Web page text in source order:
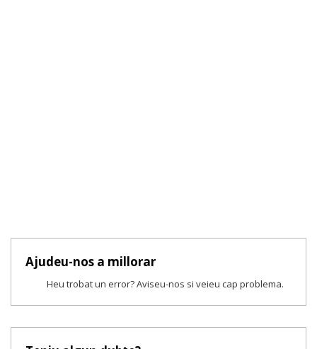
Ajudeu-nos a millorar
Heu trobat un error? Aviseu-nos si veieu cap problema.